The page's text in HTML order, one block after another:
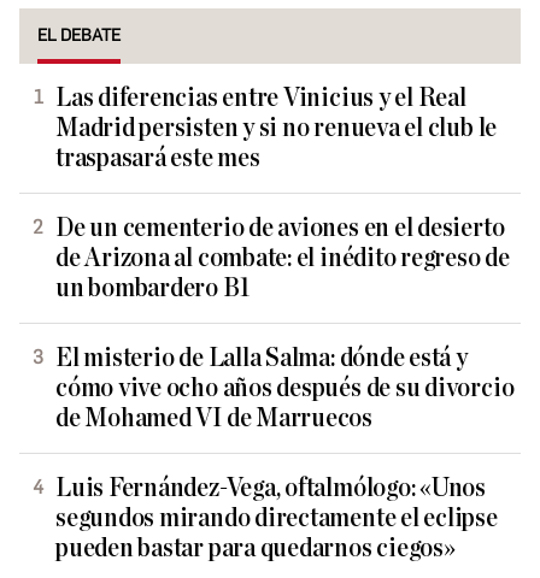
EL DEBATE
Las diferencias entre Vinicius y el Real
Madrid persisten y si no renueva el club le
traspasará este mes
De un cementerio de aviones en el desierto
de Arizona al combate: el inédito regreso de
un bombardero B1
El misterio de Lalla Salma: dónde está y
cómo vive ocho años después de su divorcio
de Mohamed VI de Marruecos
Luis Fernández-Vega, oftalmólogo: «Unos
segundos mirando directamente el eclipse
pueden bastar para quedarnos ciegos»